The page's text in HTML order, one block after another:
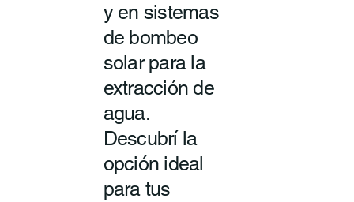
y en sistemas
de bombeo
solar para la
extracción de
agua.
Descubrí la
opción ideal
para tus